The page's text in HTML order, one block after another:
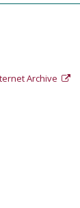
Archive